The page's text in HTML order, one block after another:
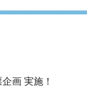
画 実施！